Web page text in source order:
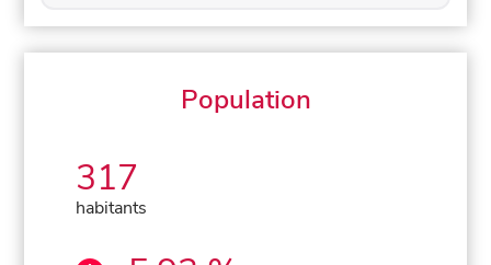
Population
317
habitants